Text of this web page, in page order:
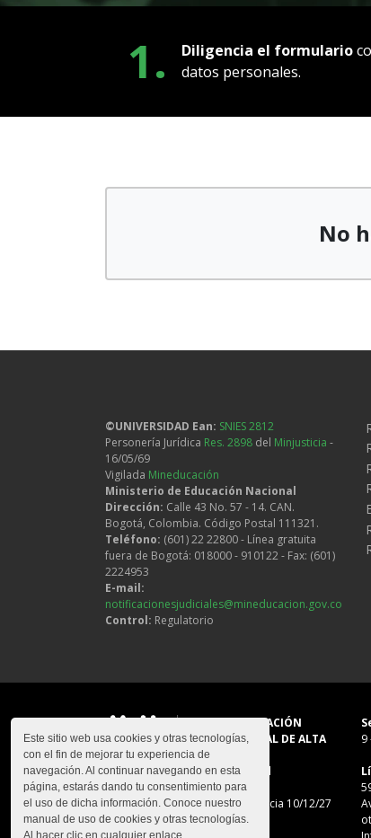
Este sitio web usa cookies y otras tecnologías,
con el fin de mejorar tu experiencia de
navegación. Al continuar navegando en esta
página, estarás dando tu consentimiento para
el uso de dicha información. Conoce nuestro
manual de uso de cookies y otras tecnologías.
1. Diligencia el formulario
datos personales.
No
©UNIVERSIDAD Ean: SNIES 2812
Personería Jurídica Res. 2898 del Minjusticia -
16/05/69
Vigilada Mineducación
Ministerio de Educación Nacional
Dirección: Calle 43 No. 57 - 14. CAN.
Bogotá, Colombia. Código Postal 111321.
Teléfono: (601) 22 22800 - Línea gratuita
fuera de Bogotá: 018000 - 910122 - Fax: (601)
2224953
E-mail:
notificacionesjudiciales@mineducacion.gov.co
Control: Regulatorio
CON ACREDITACIÓN
INSTITUCIONAL DE ALTA
CALIDAD
Res. 023654
del
Mineducación
10/12/21, Vigencia 10/12/27
9